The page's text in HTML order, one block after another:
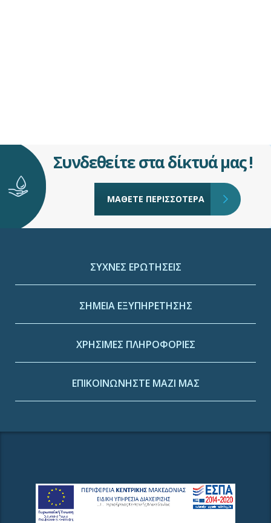
Συνδεθείτε στα δίκτυά μας !
ΜΑΘΕΤΕ ΠΕΡΙΣΣΟΤΕΡΑ
ΣΥΧΝΕΣ ΕΡΩΤΗΣΕΙΣ
ΣΗΜΕΙΑ ΕΞΥΠΗΡΕΤΗΣΗΣ
ΧΡΗΣΙΜΕΣ ΠΛΗΡΟΦΟΡΙΕΣ
ΕΠΙΚΟΙΝΩΝΗΣΤΕ ΜΑΖΙ ΜΑΣ